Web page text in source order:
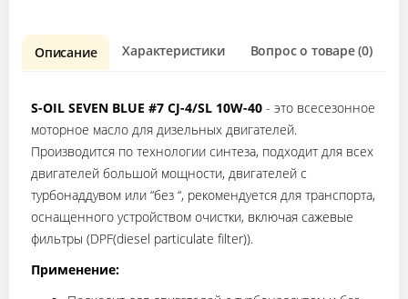
Описание Характеристики Вопрос о товаре (0)
S-OIL SEVEN BLUE #7 CJ-4/SL 10W-40 - это всесезонное
моторное масло для дизельных двигателей.
Производится по технологии синтеза, подходит для всех
двигателей большой мощности, двигателей с
турбонаддувом или “без “, рекомендуется для транспорта,
оснащенного устройством очистки, включая сажевые
фильтры (DPF(diesel particulate filter)).
Применение: